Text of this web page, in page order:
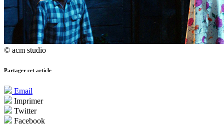
© acm studio
Partager cet article
Email
Imprimer
Twitter
Facebook